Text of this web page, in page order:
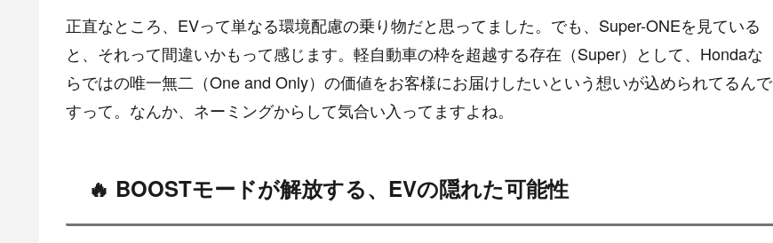
正直なところ、EVって単なる環境配慮の乗り物だと思ってました。でも、Super-ONEを見ている
と、それって間違いかもって感じます。軽自動車の枠を超越する存在（Super）として、Hondaな
らではの唯一無二（One and Only）の価値をお客様にお届けしたいという想いが込められてるんで
すって。なんか、ネーミングからして気合い入ってますよね。
🔥 BOOSTモードが解放する、EVの隠れた可能性